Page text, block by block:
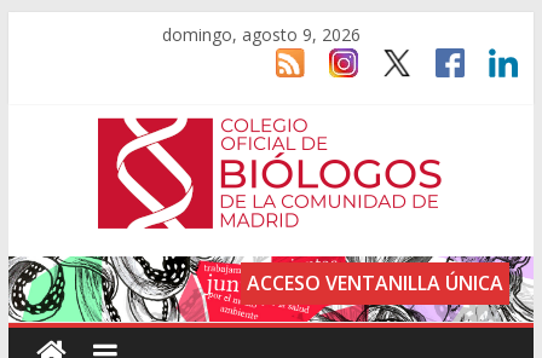
domingo, agosto 9, 2026
ACCESO VENTANILLA ÚNICA